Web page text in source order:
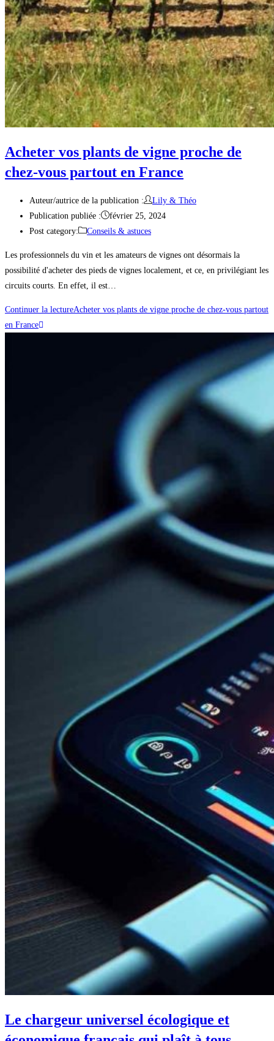
Acheter vos plants de vigne proche de
chez-vous partout en France
Auteur/autrice de la publication :
Lily & Théo
Publication publiée :
février 25, 2024
Post category:
Conseils & astuces
Les professionnels du vin et les amateurs de vignes ont désormais la
possibilité d'acheter des pieds de vignes localement, et ce, en privilégiant les
circuits courts. En effet, il est…
Continuer la lectureAcheter vos plants de vigne proche de chez-vous partout
en France
Le chargeur universel écologique et